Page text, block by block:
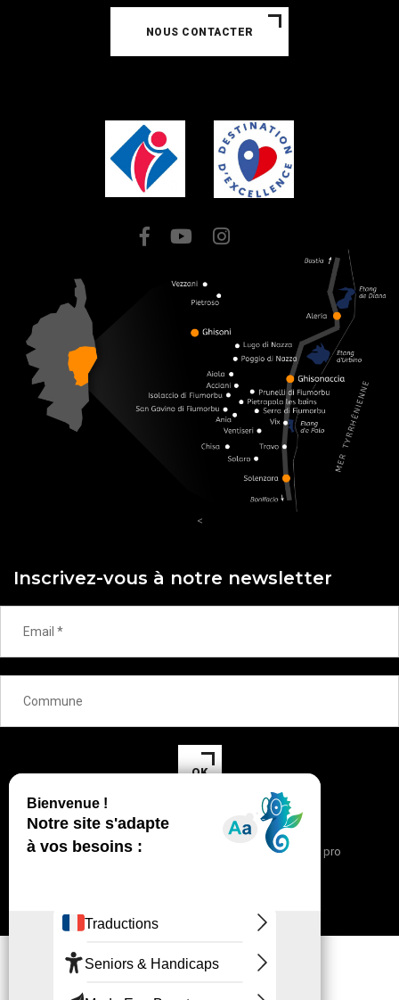
NOUS CONTACTER
<
Inscrivez-vous à notre newsletter
OK
Nous contacter Espace pro